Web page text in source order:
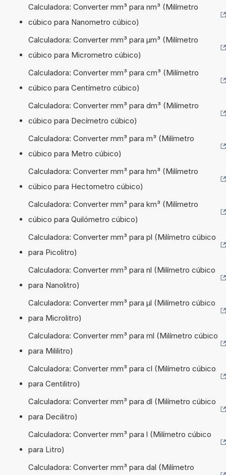
Calculadora: Converter mm³ para nm³ (Milímetro
cúbico para Nanometro cúbico)
Calculadora: Converter mm³ para µm³ (Milímetro
cúbico para Micrometro cúbico)
Calculadora: Converter mm³ para cm³ (Milímetro
cúbico para Centímetro cúbico)
Calculadora: Converter mm³ para dm³ (Milímetro
cúbico para Decímetro cúbico)
Calculadora: Converter mm³ para m³ (Milímetro
cúbico para Metro cúbico)
Calculadora: Converter mm³ para hm³ (Milímetro
cúbico para Hectometro cúbico)
Calculadora: Converter mm³ para km³ (Milímetro
cúbico para Quilómetro cúbico)
Calculadora: Converter mm³ para pl (Milímetro cúbico
para Picolitro)
Calculadora: Converter mm³ para nl (Milímetro cúbico
para Nanolitro)
Calculadora: Converter mm³ para µl (Milímetro cúbico
para Microlitro)
Calculadora: Converter mm³ para ml (Milímetro cúbico
para Mililitro)
Calculadora: Converter mm³ para cl (Milímetro cúbico
para Centilitro)
Calculadora: Converter mm³ para dl (Milímetro cúbico
para Decilitro)
Calculadora: Converter mm³ para l (Milímetro cúbico
para Litro)
Calculadora: Converter mm³ para dal (Milímetro